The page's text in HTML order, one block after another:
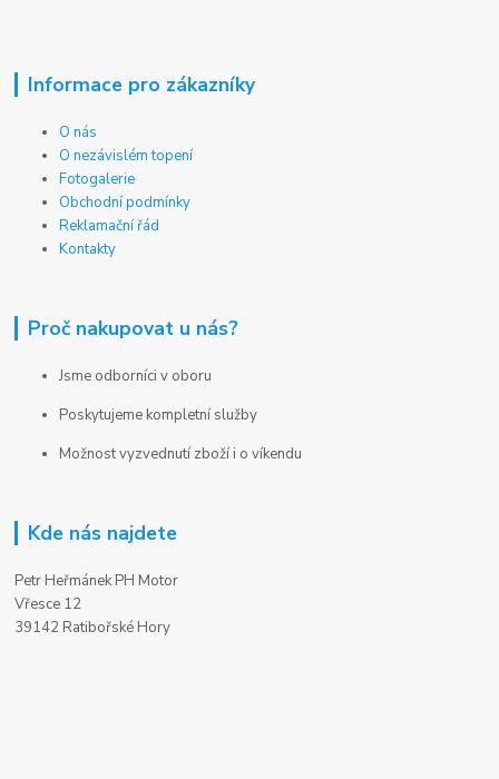
Informace pro zákazníky
O nás
O nezávislém topení
Fotogalerie
Obchodní podmínky
Reklamační řád
Kontakty
Proč nakupovat u nás?
Jsme odborníci v oboru
Poskytujeme kompletní služby
Možnost vyzvednutí zboží i o víkendu
Kde nás najdete
Petr Heřmánek PH Motor
Vřesce 12
39142 Ratibořské Hory